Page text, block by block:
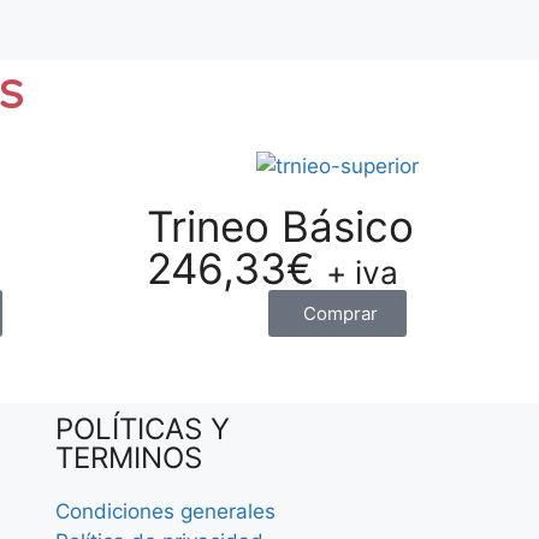
Trineo Básico
246,33€ + iva
Comprar
POLÍTICAS Y
TERMINOS
Condiciones generales